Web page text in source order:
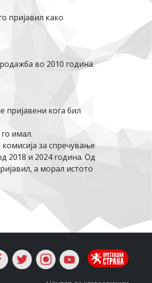
пријавил како
во 2010 година.
пријавени кога бил
имал.
за спречување
2018 и 2024 година. Од
а морал истото